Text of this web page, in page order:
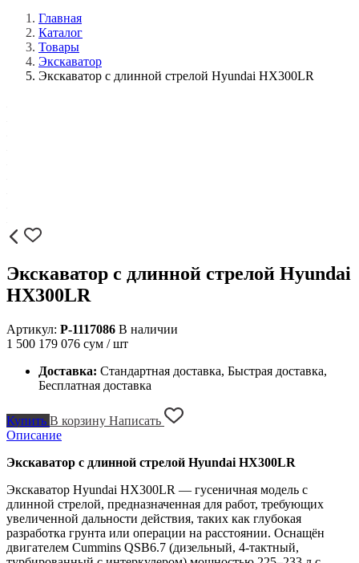
Главная
Каталог
Товары
Экскаватор
Экскаватор с длинной стрелой Hyundai HX300LR
Экскаватор с длинной стрелой Hyundai
HX300LR
Артикул: P-1117086 В наличии
1 500 179 076 сум / шт
Доставка: Стандартная доставка, Быстрая доставка,
Бесплатная доставка
Купить В корзину Написать
Описание
Экскаватор с длинной стрелой Hyundai HX300LR
Экскаватор Hyundai HX300LR — гусеничная модель с
длинной стрелой, предназначенная для работ, требующих
увеличенной дальности действия, таких как глубокая
разработка грунта или операции на расстоянии. Оснащён
двигателем Cummins QSB6.7 (дизельный, 4-тактный,